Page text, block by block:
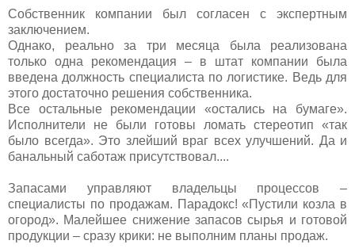
Собственник компании был согласен с экспертным
заключением.
Однако, реально за три месяца была реализована
только одна рекомендация – в штат компании была
введена должность специалиста по логистике. Ведь для
этого достаточно решения собственника.
Все остальные рекомендации «остались на бумаге».
Исполнители не были готовы ломать стереотип «так
было всегда». Это злейший враг всех улучшений. Да и
банальный саботаж присутствовал....
Запасами управляют владельцы процессов –
специалисты по продажам. Парадокс! «Пустили козла в
огород». Малейшее снижение запасов сырья и готовой
продукции – сразу крики: не выполним планы продаж.